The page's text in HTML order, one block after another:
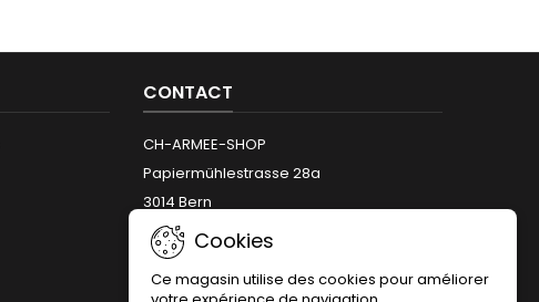
CONTACT
CH-ARMEE-SHOP
Papiermühlestrasse 28a
3014 Bern
Téléphone:
+41 (0)31 312 12 66
Email:
Cookies
Ce magasin utilise des cookies pour améliorer